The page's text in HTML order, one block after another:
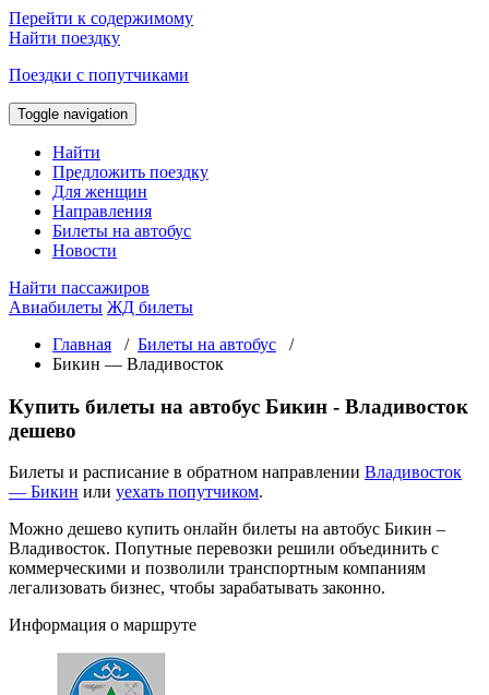
Перейти к содержимому
Найти поездку
Поездки с попутчиками
Toggle navigation
Найти
Предложить поездку
Для женщин
Направления
Билеты на автобус
Новости
Найти пассажиров
Авиабилеты ЖД билеты
Главная / Билеты на автобус /
Бикин — Владивосток
Купить билеты на автобус Бикин - Владивосток
дешево
Билеты и расписание в обратном направлении Владивосток
— Бикин или уехать попутчиком.
Можно дешево купить онлайн билеты на автобус Бикин –
Владивосток. Попутные перевозки решили объединить с
коммерческими и позволили транспортным компаниям
легализовать бизнес, чтобы зарабатывать законно.
Информация о маршруте